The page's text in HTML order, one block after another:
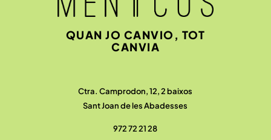
QUAN JO CANVIO, TOT
CANVIA
Ctra. Camprodon, 12, 2 baixos
Sant Joan de les Abadesses
972 72 21 28